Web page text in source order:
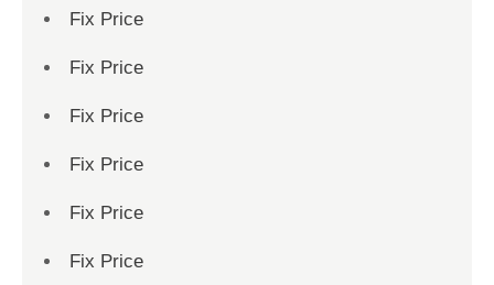
Fix Price
Fix Price
Fix Price
Fix Price
Fix Price
Fix Price